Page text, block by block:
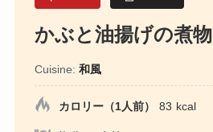
かぶと油揚げの煮物
Cuisine: 和風
カロリー（1人前） 83 kcal